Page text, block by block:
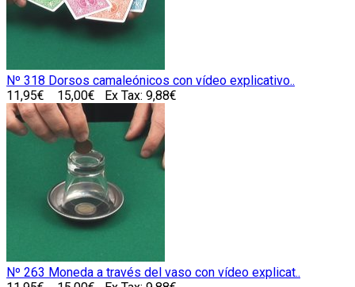
Nº 318 Dorsos camaleónicos con vídeo explicativo..
11,95€
15,00€ Ex Tax: 9,88€
Nº 263 Moneda a través del vaso con vídeo explicat..